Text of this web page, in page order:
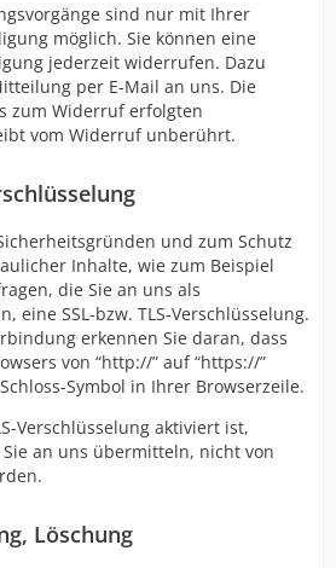
sind nur mit Ihrer
möglich. Sie können eine
jederzeit widerrufen. Dazu
per E-Mail an uns. Die
zum Widerruf erfolgten
vom Widerruf unberührt.
und zum Schutz
Inhalte, wie zum Beispiel
die Sie an uns als
eine SSL-bzw. TLS-Verschlüsselung.
erkennen Sie daran, dass
von “http://” auf “https://”
Symbol in Ihrer Browserzeile.
Verschlüsselung aktiviert ist,
an uns übermitteln, nicht von
Löschung